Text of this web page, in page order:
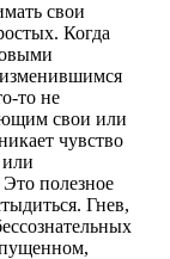
свои
Когда
то не
свои или
чувство
полезное
Гнев,